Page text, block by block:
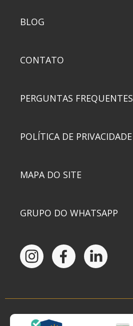
BLOG
CONTATO
PERGUNTAS FREQUENTES
POLÍTICA DE PRIVACIDADE
MAPA DO SITE
GRUPO DO WHATSAPP